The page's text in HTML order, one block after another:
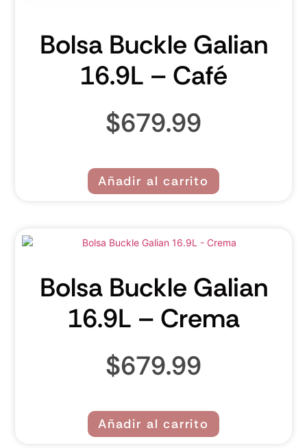
Bolsa Buckle Galian
16.9L – Café
$679.99
Añadir al carrito
Bolsa Buckle Galian
16.9L – Crema
$679.99
Añadir al carrito